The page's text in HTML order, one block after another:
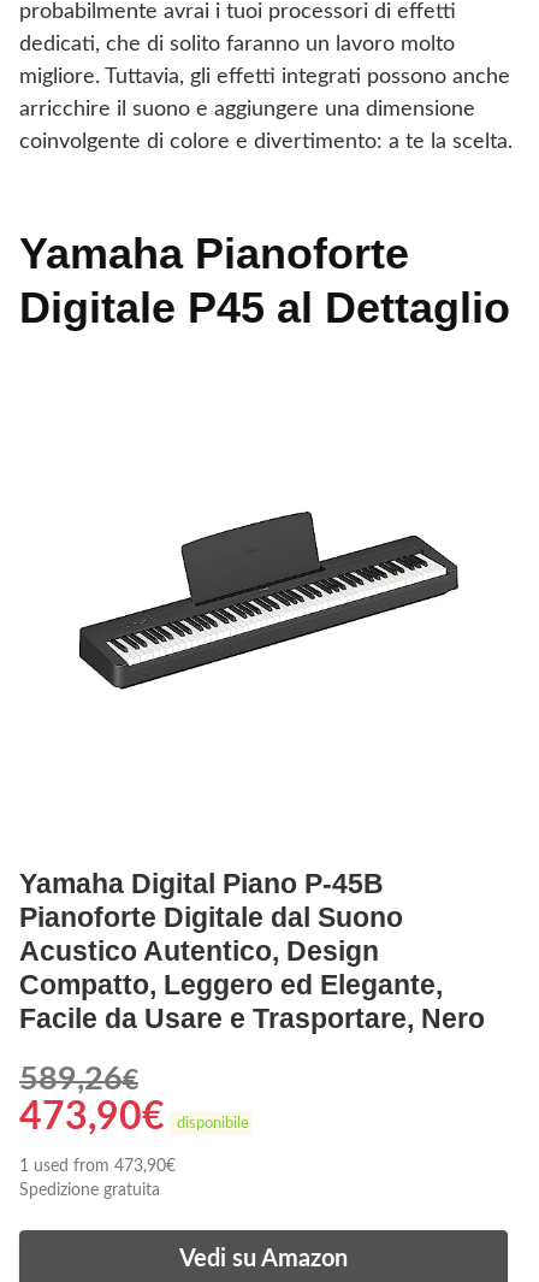
probabilmente avrai i tuoi processori di effetti
dedicati, che di solito faranno un lavoro molto
migliore. Tuttavia, gli effetti integrati possono anche
arricchire il suono e aggiungere una dimensione
coinvolgente di colore e divertimento: a te la scelta.
Yamaha Pianoforte
Digitale P45 al Dettaglio
Yamaha Digital Piano P-45B
Pianoforte Digitale dal Suono
Acustico Autentico, Design
Compatto, Leggero ed Elegante,
Facile da Usare e Trasportare, Nero
589,26€
473,90€ disponibile
1 used from 473,90€
Spedizione gratuita
Vedi su Amazon